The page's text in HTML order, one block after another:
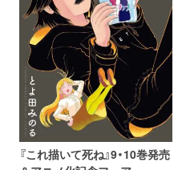
『これ描いて死ね』9・10巻発売